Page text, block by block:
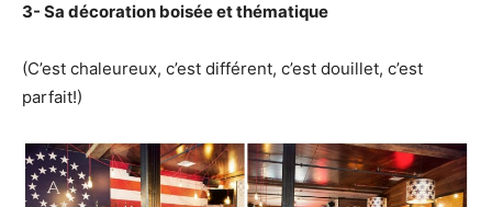
3- Sa décoration boisée et thématique
(C’est chaleureux, c’est différent, c’est douillet, c’est
parfait!)